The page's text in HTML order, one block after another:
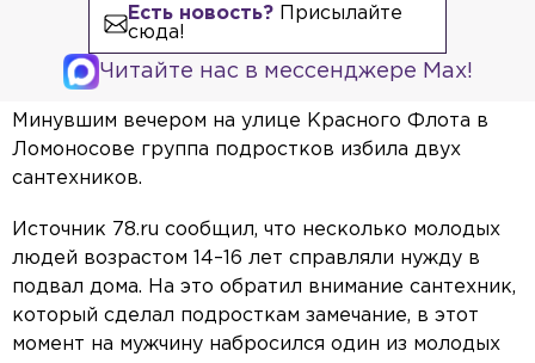
Есть новость?Присылайте
сюда!
Читайте нас в мессенджере Max!
Минувшим вечером на улице Красного Флота в
Ломоносове группа подростков избила двух
сантехников.
Источник 78.ru сообщил, что несколько молодых
людей возрастом 14–16 лет справляли нужду в
подвал дома. На это обратил внимание сантехник,
который сделал подросткам замечание, в этот
момент на мужчину набросился один из молодых